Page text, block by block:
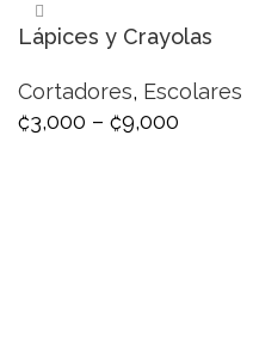
Lápices y Crayolas
Cortadores, Escolares
₡3,000 – ₡9,000